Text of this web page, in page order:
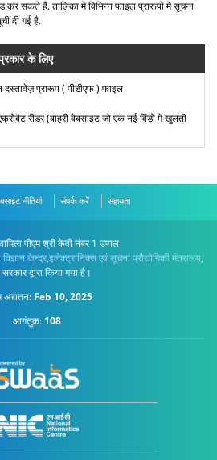
सकते हैं. तालिका में विभिन्न फाइल प्रारूपों में सूचना
दी गई है.
के लिए
दस्तावेज़ प्रारूप ( पीडीएफ ) फाइल
रीडर (बाहरी वेबसाइट जो एक नई विंडो में खुलती
नीतियां संपर्क करें सहायता
पीएम श्री केवी नंबर 1 उप्पल
केन्द्र,इलेक्ट्रानिक्स एवं सूचना प्रौद्योगिकी मंत्रालय,
द्वारा किया गया है।
अद्यतन: Feb 10, 2025
आगंतुक: 108